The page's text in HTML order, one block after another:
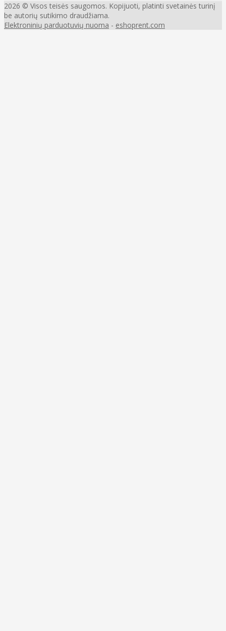
2026 © Visos teisės saugomos. Kopijuoti, platinti svetainės turinį
be autorių sutikimo draudžiama.
Elektroninių parduotuvių nuoma - eshoprent.com